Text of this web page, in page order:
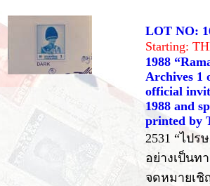
LOT NO:
Starting:
1988
Archives 1
official
1988 and
printed by
2531 “ไป
อย่างเป็นท
จดหมายเชิ